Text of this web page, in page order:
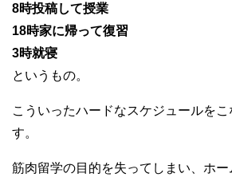
8時投稿して授業
18時家に帰って復習
3時就寝
というもの。
こういったハードなスケジュールを
す。
筋肉留学の目的を失ってしまい、ホー